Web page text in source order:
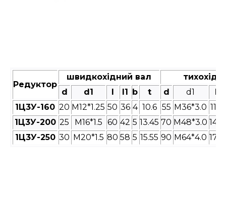
Редуктор
швидкохідний вал
d
d1 l l1 b t d d1
l
1Ц3У-160 20 M12*1.25 50 36 4 10.6 55 M36*3.0 110
1Ц3У-200 25 M16*1.5 60 42 5 13.45 70 M48*3.0 140
1Ц3У-250 30 M20*1.5 80 58 5 15.55 90 M64*4.0 170